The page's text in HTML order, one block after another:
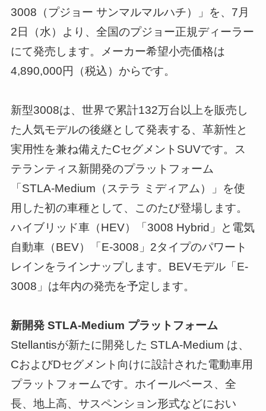
3008（プジョー サンマルマルハチ）」を、7月
2日（水）より、全国のプジョー正規ディーラー
にて発売します。メーカー希望小売価格は
4,890,000円（税込）からです。
新型3008は、世界で累計132万台以上を販売し
た人気モデルの後継として発表する、革新性と
実用性を兼ね備えたCセグメントSUVです。ス
テランティス新開発のプラットフォーム
「STLA-Medium（ステラ ミディアム）」を使
用した初の車種として、このたび登場します。
ハイブリッド車（HEV）「3008 Hybrid」と電気
自動車（BEV）「E-3008」2タイプのパワート
レインをラインナップします。BEVモデル「E-
3008」は年内の発売を予定します。
新開発 STLA-Medium プラットフォーム
Stellantisが新たに開発した STLA-Medium は、
CおよびDセグメント向けに設計された電動車用
プラットフォームです。ホイールベース、全
長、地上高、サスペンション形式などにおい